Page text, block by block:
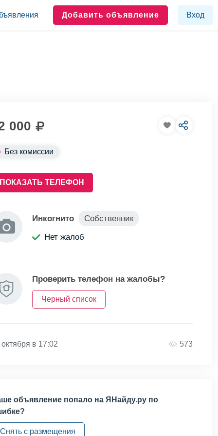
Добавить объявление Вход
000
Без комиссии
ПОКАЗАТЬ ТЕЛЕФОН
Инкогнито
Собственник
Нет жалоб
Проверить телефон на жалобы?
Черный список
октября в 17:02 573
объявление попало на ЯНайду.ру по
Снять с размещения